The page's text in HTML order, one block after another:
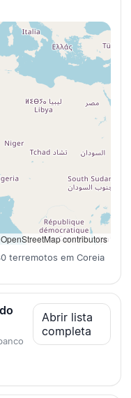
contributors
terremotos em Coreia
Abrir lista
completa